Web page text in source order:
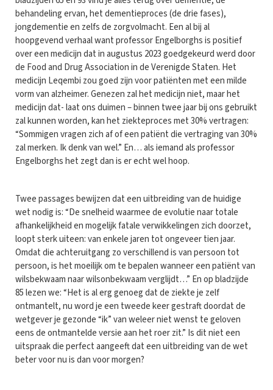
behandeling ervan, het dementieproces (de drie fases),
jongdementie en zelfs de zorgvolmacht. Een al bij al
hoopgevend verhaal want professor Engelborghs is positief
over een medicijn dat in augustus 2023 goedgekeurd werd door
de Food and Drug Association in de Verenigde Staten. Het
medicijn Leqembi zou goed zijn voor patiënten met een milde
vorm van alzheimer. Genezen zal het medicijn niet, maar het
medicijn dat- laat ons duimen – binnen twee jaar bij ons gebruikt
zal kunnen worden, kan het ziekteproces met 30% vertragen:
“Sommigen vragen zich af of een patiënt die vertraging van 30%
zal merken. Ik denk van wel.” En… als iemand als professor
Engelborghs het zegt dan is er echt wel hoop.
Twee passages bewijzen dat een uitbreiding van de huidige
wet nodig is: “De snelheid waarmee de evolutie naar totale
afhankelijkheid en mogelijk fatale verwikkelingen zich doorzet,
loopt sterk uiteen: van enkele jaren tot ongeveer tien jaar.
Omdat die achteruitgang zo verschillend is van persoon tot
persoon, is het moeilijk om te bepalen wanneer een patiënt van
wilsbekwaam naar wilsonbekwaam verglijdt…” En op bladzijde
85 lezen we: “Het is al erg genoeg dat de ziekte je zelf
ontmantelt, nu word je een tweede keer gestraft doordat de
wetgever je gezonde “ik” van weleer niet wenst te geloven
eens de ontmantelde versie aan het roer zit.” Is dit niet een
uitspraak die perfect aangeeft dat een uitbreiding van de wet
beter voor nu is dan voor morgen?